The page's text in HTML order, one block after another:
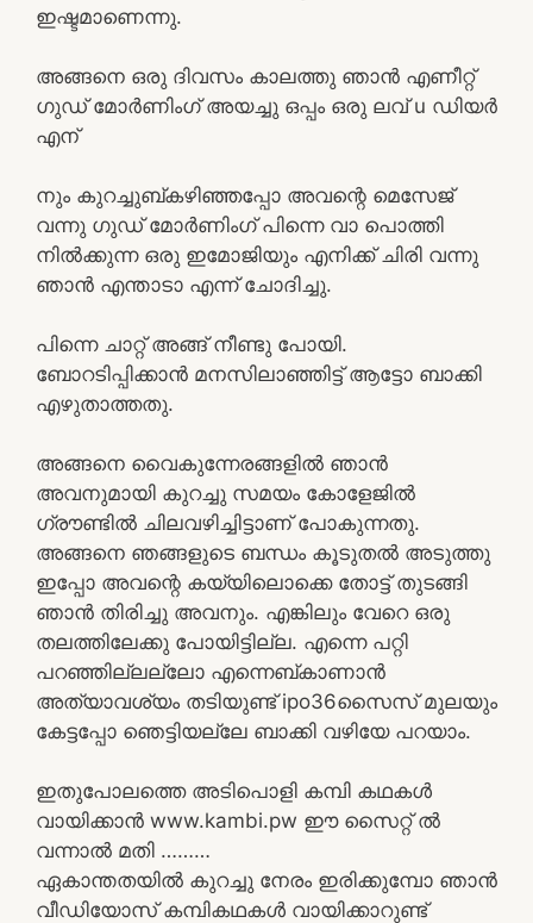
ഇഷ്ടമാണെന്നു.
അങ്ങനെ ഒരു ദിവസം കാലത്തു ഞാൻ എണീറ്റ്
ഗുഡ് മോർണിംഗ് അയച്ചു ഒപ്പം ഒരു ലവ് u ഡിയർ
എന്
നും കുറച്ചുബ്കഴിഞ്ഞപ്പോ അവന്റെ മെസേജ്
വന്നു ഗുഡ് മോർണിംഗ് പിന്നെ വാ പൊത്തി
നിൽക്കുന്ന ഒരു ഇമോജിയും എനിക്ക് ചിരി വന്നു
ഞാൻ എന്താടാ എന്ന് ചോദിച്ചു.
പിന്നെ ചാറ്റ് അങ്ങ് നീണ്ടു പോയി.
ബോറടിപ്പിക്കാൻ മനസിലാഞ്ഞിട്ട് ആട്ടോ ബാക്കി
എഴുതാത്തതു.
അങ്ങനെ വൈകുന്നേരങ്ങളിൽ ഞാൻ
അവനുമായി കുറച്ചു സമയം കോളേജിൽ
ഗ്രൗണ്ടിൽ ചിലവഴിച്ചിട്ടാണ് പോകുന്നതു.
അങ്ങനെ ഞങ്ങളുടെ ബന്ധം കൂടുതൽ അടുത്തു
ഇപ്പോ അവന്റെ കയ്യിലൊക്കെ തോട്ട് തുടങ്ങി
ഞാൻ തിരിച്ചു അവനും. എങ്കിലും വേറെ ഒരു
തലത്തിലേക്കു പോയിട്ടില്ല. എന്നെ പറ്റി
പറഞ്ഞില്ലല്ലോ എന്നെബ്കാണാൻ
അത്യാവശ്യം തടിയുണ്ട് ipo36സൈസ് മുലയും
കേട്ടപ്പോ ഞെട്ടിയല്ലേ ബാക്കി വഴിയേ പറയാം.
ഇതുപോലത്തെ അടിപൊളി കമ്പി കഥകൾ
വായിക്കാൻ www.kambi.pw ഈ സൈറ്റ് ൽ
വന്നാൽ മതി ………
ഏകാന്തതയിൽ കുറച്ചു നേരം ഇരിക്കുമ്പോ ഞാൻ
വീഡിയോസ് കമ്പികഥകൾ വായിക്കാറുണ്ട്